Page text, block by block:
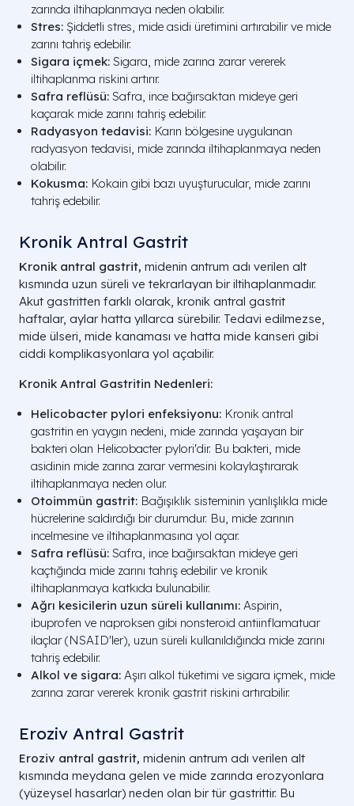
zarında iltihaplanmaya neden olabilir.
Stres: Şiddetli stres, mide asidi üretimini artırabilir ve mide
zarını tahriş edebilir.
Sigara içmek: Sigara, mide zarına zarar vererek
iltihaplanma riskini artırır.
Safra reflüsü: Safra, ince bağırsaktan mideye geri
kaçarak mide zarını tahriş edebilir.
Radyasyon tedavisi: Karın bölgesine uygulanan
radyasyon tedavisi, mide zarında iltihaplanmaya neden
olabilir.
Kokusma: Kokain gibi bazı uyuşturucular, mide zarını
tahriş edebilir.
Kronik Antral Gastrit
Kronik antral gastrit, midenin antrum adı verilen alt
kısmında uzun süreli ve tekrarlayan bir iltihaplanmadır.
Akut gastritten farklı olarak, kronik antral gastrit
haftalar, aylar hatta yıllarca sürebilir. Tedavi edilmezse,
mide ülseri, mide kanaması ve hatta mide kanseri gibi
ciddi komplikasyonlara yol açabilir.
Kronik Antral Gastritin Nedenleri:
Helicobacter pylori enfeksiyonu: Kronik antral
gastritin en yaygın nedeni, mide zarında yaşayan bir
bakteri olan Helicobacter pylori'dir. Bu bakteri, mide
asidinin mide zarına zarar vermesini kolaylaştırarak
iltihaplanmaya neden olur.
Otoimmün gastrit: Bağışıklık sisteminin yanlışlıkla mide
hücrelerine saldırdığı bir durumdur. Bu, mide zarının
incelmesine ve iltihaplanmasına yol açar.
Safra reflüsü: Safra, ince bağırsaktan mideye geri
kaçtığında mide zarını tahriş edebilir ve kronik
iltihaplanmaya katkıda bulunabilir.
Ağrı kesicilerin uzun süreli kullanımı: Aspirin,
ibuprofen ve naproksen gibi nonsteroid antiinflamatuar
ilaçlar (NSAID'ler), uzun süreli kullanıldığında mide zarını
tahriş edebilir.
Alkol ve sigara: Aşırı alkol tüketimi ve sigara içmek, mide
zarına zarar vererek kronik gastrit riskini artırabilir.
Eroziv Antral Gastrit​
Eroziv antral gastrit, midenin antrum adı verilen alt
kısmında meydana gelen ve mide zarında erozyonlara
(yüzeysel hasarlar) neden olan bir tür gastrittir. Bu